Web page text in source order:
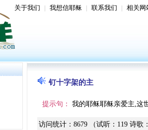
关于我们 | 我想信耶稣 | 联系我们 | 相关网
钉十字架的主
提示句： 我的耶稣耶稣亲爱主,这
访问统计： 8679 （试听： 119 诗歌